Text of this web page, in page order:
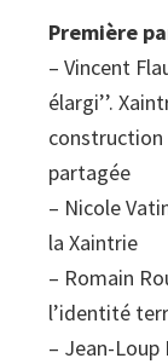
Première
– Vincent
élargi’’.
construction
partagée
– Nicole
la Xaintrie
– Romain
l’identité
– Jean-